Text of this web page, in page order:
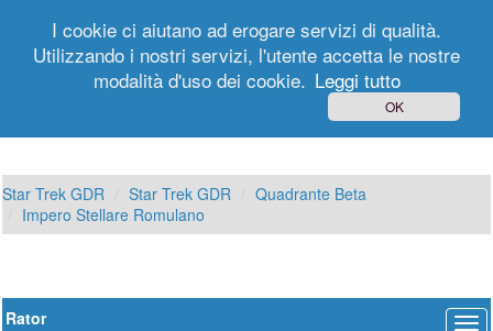
Registrati
Star Trek GDR Star Trek GDR
Quadrante Beta
Impero Stellare Romulano
Rator
I cookie ci aiutano ad erogare servizi di qualità.
Utilizzando i nostri servizi, l'utente accetta le nostre
modalità d'uso dei cookie. Leggi tutto
OK